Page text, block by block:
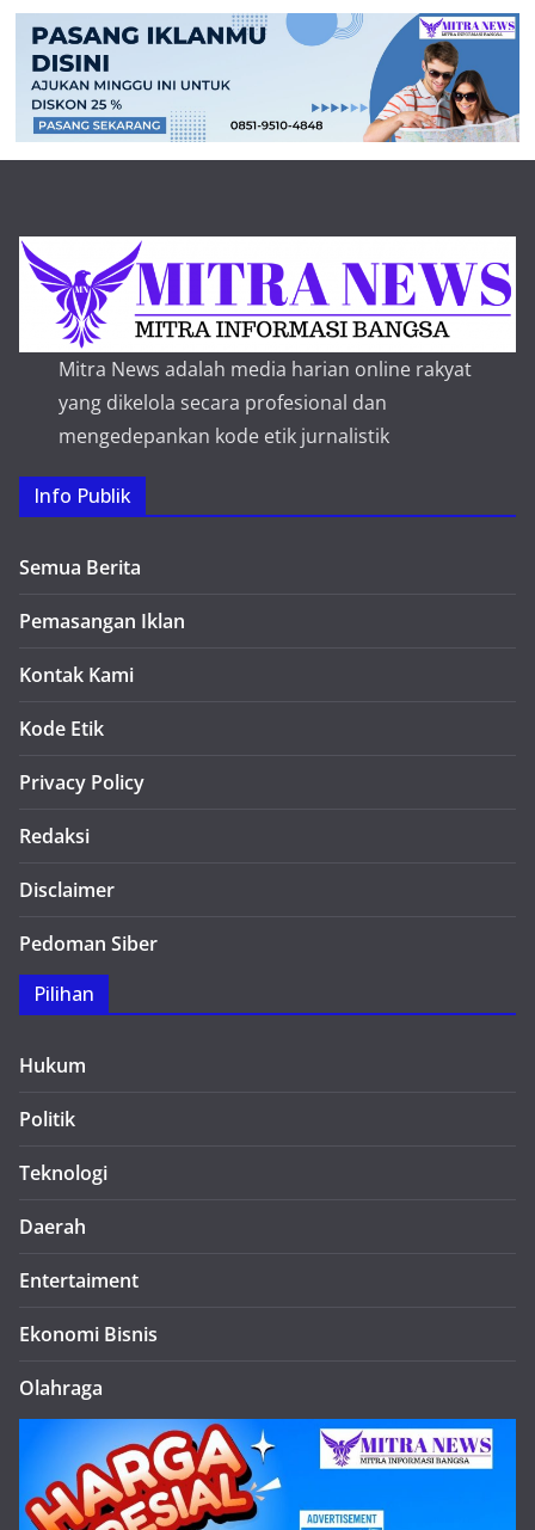
Mitra News adalah media harian online rakyat
yang dikelola secara profesional dan
mengedepankan kode etik jurnalistik
Info Publik
Semua Berita
Pemasangan Iklan
Kontak Kami
Kode Etik
Privacy Policy
Redaksi
Disclaimer
Pedoman Siber
Pilihan
Hukum
Politik
Teknologi
Daerah
Entertaiment
Ekonomi Bisnis
Olahraga